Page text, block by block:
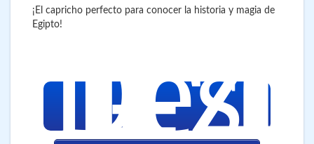
¡El capricho perfecto para conocer la historia y magia de
Egipto!